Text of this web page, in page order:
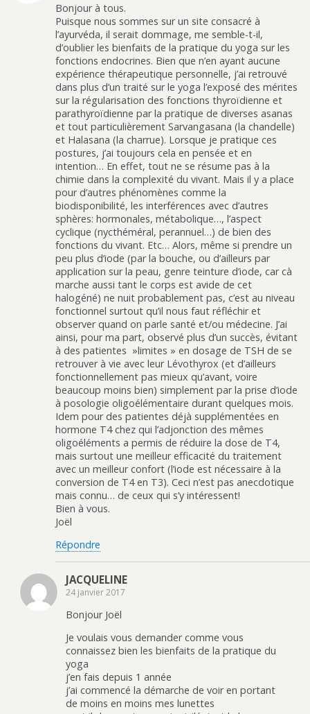
Bonjour à tous.
Puisque nous sommes sur un site consacré à
l’ayurvéda, il serait dommage, me semble-t-il,
d’oublier les bienfaits de la pratique du yoga sur les
fonctions endocrines. Bien que n’en ayant aucune
expérience thérapeutique personnelle, j’ai retrouvé
dans plus d’un traité sur le yoga l’exposé des mérites
sur la régularisation des fonctions thyroïdienne et
parathyroïdienne par la pratique de diverses asanas
et tout particulièrement Sarvangasana (la chandelle)
et Halasana (la charrue). Lorsque je pratique ces
postures, j’ai toujours cela en pensée et en
intention… En effet, tout ne se résume pas à la
chimie dans la complexité du vivant. Mais il y a place
pour d’autres phénomènes comme la
biodisponibilité, les interférences avec d’autres
sphères: hormonales, métabolique…, l’aspect
cyclique (nycthéméral, perannuel…) de bien des
fonctions du vivant. Etc… Alors, même si prendre un
peu plus d’iode (par la bouche, ou d’ailleurs par
application sur la peau, genre teinture d’iode, car cà
marche aussi tant le corps est avide de cet
halogéné) ne nuit probablement pas, c’est au niveau
fonctionnel surtout qu’il nous faut réfléchir et
observer quand on parle santé et/ou médecine. J’ai
ainsi, pour ma part, observé plus d’un succès, évitant
à des patientes »limites » en dosage de TSH de se
retrouver à vie avec leur Lévothyrox (et d’ailleurs
fonctionnellement pas mieux qu’avant, voire
beaucoup moins bien) simplement par la prise d’iode
à posologie oligoélémentaire durant quelques mois.
Idem pour des patientes déjà supplémentées en
hormone T4 chez qui l’adjonction des mêmes
oligoéléments a permis de réduire la dose de T4,
mais surtout une meilleur efficacité du traitement
avec un meilleur confort (l’iode est nécessaire à la
conversion de T4 en T3). Ceci n’est pas anecdotique
mais connu… de ceux qui s’y intéressent!
Bien à vous.
Joël
Répondre
JACQUELINE
24 janvier 2017
Bonjour Joël
Je voulais vous demander comme vous
connaissez bien les bienfaits de la pratique du
yoga
j’en fais depuis 1 année
j’ai commencé la démarche de voir en portant
de moins en moins mes lunettes